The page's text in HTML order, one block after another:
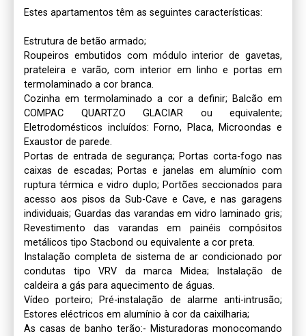
Estes apartamentos têm as seguintes características:
Estrutura de betão armado;
Roupeiros embutidos com módulo interior de gavetas,
prateleira e varão, com interior em linho e portas em
termolaminado a cor branca.
Cozinha em termolaminado a cor a definir; Balcão em
COMPAC QUARTZO GLACIAR ou equivalente;
Eletrodomésticos incluídos: Forno, Placa, Microondas e
Exaustor de parede.
Portas de entrada de segurança; Portas corta-fogo nas
caixas de escadas; Portas e janelas em alumínio com
ruptura térmica e vidro duplo; Portões seccionados para
acesso aos pisos da Sub-Cave e Cave, e nas garagens
individuais; Guardas das varandas em vidro laminado gris;
Revestimento das varandas em painéis compósitos
metálicos tipo Stacbond ou equivalente a cor preta.
Instalação completa de sistema de ar condicionado por
condutas tipo VRV da marca Midea; Instalação de
caldeira a gás para aquecimento de águas.
Vídeo porteiro; Pré-instalação de alarme anti-intrusão;
Estores eléctricos em alumínio à cor da caixilharia;
As casas de banho terão:- Misturadoras monocomando